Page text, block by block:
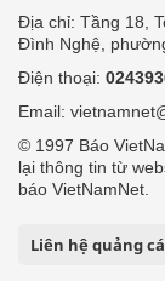
Địa chỉ: Tầng 18,
Đình Nghệ,
Điện thoại:
Email:
© 1997 Báo
lại thông tin từ
báo VietNamNet.
Liên hệ quảng